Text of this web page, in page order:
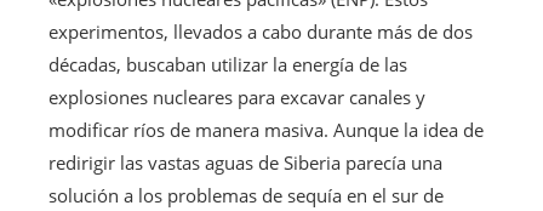
experimentos, llevados a cabo durante más de dos
décadas, buscaban utilizar la energía de las
explosiones nucleares para excavar canales y
modificar ríos de manera masiva. Aunque la idea de
redirigir las vastas aguas de Siberia parecía una
solución a los problemas de sequía en el sur de